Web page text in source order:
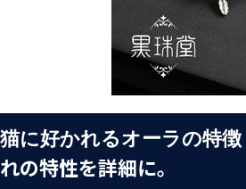
猫に好かれるオーラの特徴
れの特性を詳細に。